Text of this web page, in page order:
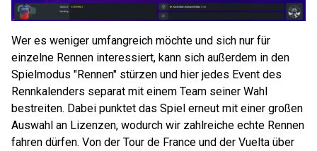
Wer es weniger umfangreich möchte und sich nur für
einzelne Rennen interessiert, kann sich außerdem in den
Spielmodus "Rennen" stürzen und hier jedes Event des
Rennkalenders separat mit einem Team seiner Wahl
bestreiten. Dabei punktet das Spiel erneut mit einer großen
Auswahl an Lizenzen, wodurch wir zahlreiche echte Rennen
fahren dürfen. Von der Tour de France und der Vuelta über